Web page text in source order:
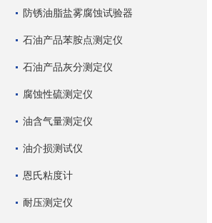
防锈油脂盐雾腐蚀试验器
石油产品苯胺点测定仪
石油产品灰分测定仪
腐蚀性硫测定仪
油含气量测定仪
油介损测试仪
恩氏粘度计
耐压测定仪